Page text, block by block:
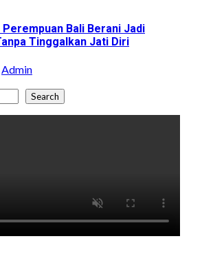
Bali Berani Jadi
Tinggalkan Jati Diri
Admin
Search